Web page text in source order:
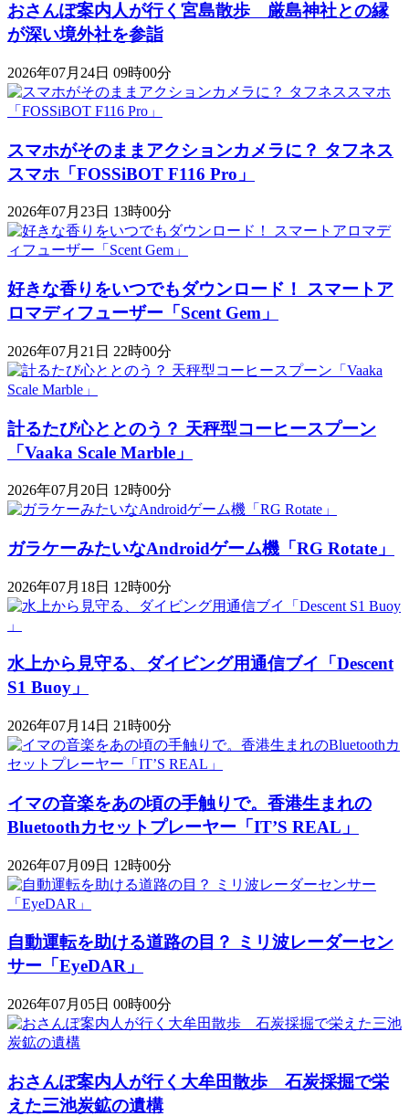
おさんぽ案内人が行く宮島散歩 厳島神社との縁
が深い境外社を参詣
2026年07月24日 09時00分
スマホがそのままアクションカメラに？ タフネス
スマホ「FOSSiBOT F116 Pro」
2026年07月23日 13時00分
好きな香りをいつでもダウンロード！ スマートア
ロマディフューザー「Scent Gem」
2026年07月21日 22時00分
計るたび心ととのう？ 天秤型コーヒースプーン
「Vaaka Scale Marble」
2026年07月20日 12時00分
ガラケーみたいなAndroidゲーム機「RG Rotate」
2026年07月18日 12時00分
水上から見守る、ダイビング用通信ブイ「Descent
S1 Buoy​​」
2026年07月14日 21時00分
イマの音楽をあの頃の手触りで。香港生まれの
Bluetoothカセットプレーヤー「IT’S REAL」
2026年07月09日 12時00分
自動運転を助ける道路の目？ ミリ波レーダーセン
サー「EyeDAR」
2026年07月05日 00時00分
おさんぽ案内人が行く大牟田散歩 石炭採掘で栄
えた三池炭鉱の遺構